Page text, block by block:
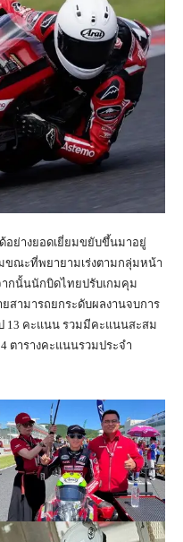
อย่างยอดเยี่ยมขยับขึ้นมาอยู่
ขณะที่พยายามเร่งตามกลุ่มหน้า
กนั้นนักบิดไทยปรับเกมคุม
สามารถยกระดับผลงานจบการ
13 คะแนน รวมมีคะแนนสะสม
ตารางคะแนนรวมประจำ